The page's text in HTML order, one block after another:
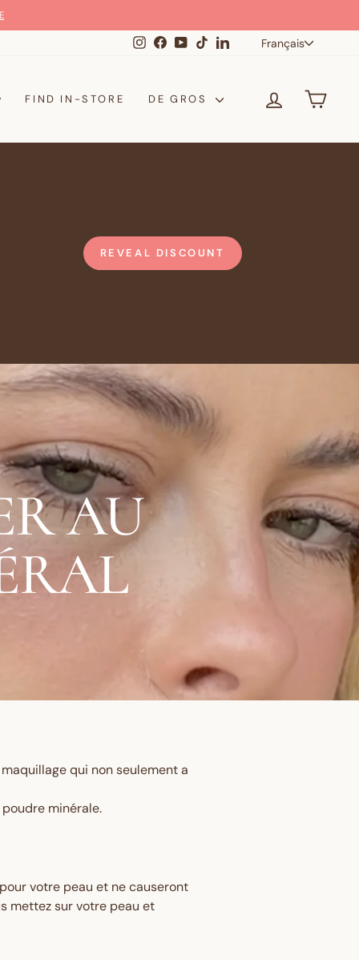
InstagramFacebookYouTube
TikTokLinkedInLangue
Français
FIND IN-STORE DE GROS SE
REVEAL DISCOUNT
AU
qui non seulement a
minérale.
votre peau et ne causeront
mettez sur votre peau et